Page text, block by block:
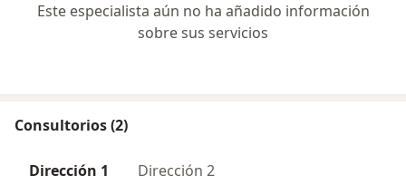
Este especialista aún no ha añadido información
sobre sus servicios
Consultorios (2)
Dirección 1 Dirección 2